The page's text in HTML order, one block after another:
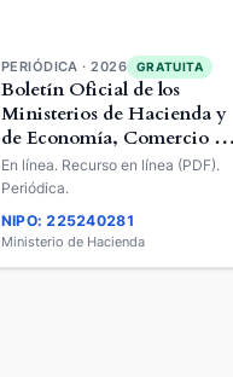
PERIÓDICA · 2026 GRATUITA
Boletín Oficial de los
Ministerios de Hacienda y
de Economía, Comercio y
Empresa
En línea. Recurso en línea (PDF).
Periódica.
NIPO: 225240281
Ministerio de Hacienda